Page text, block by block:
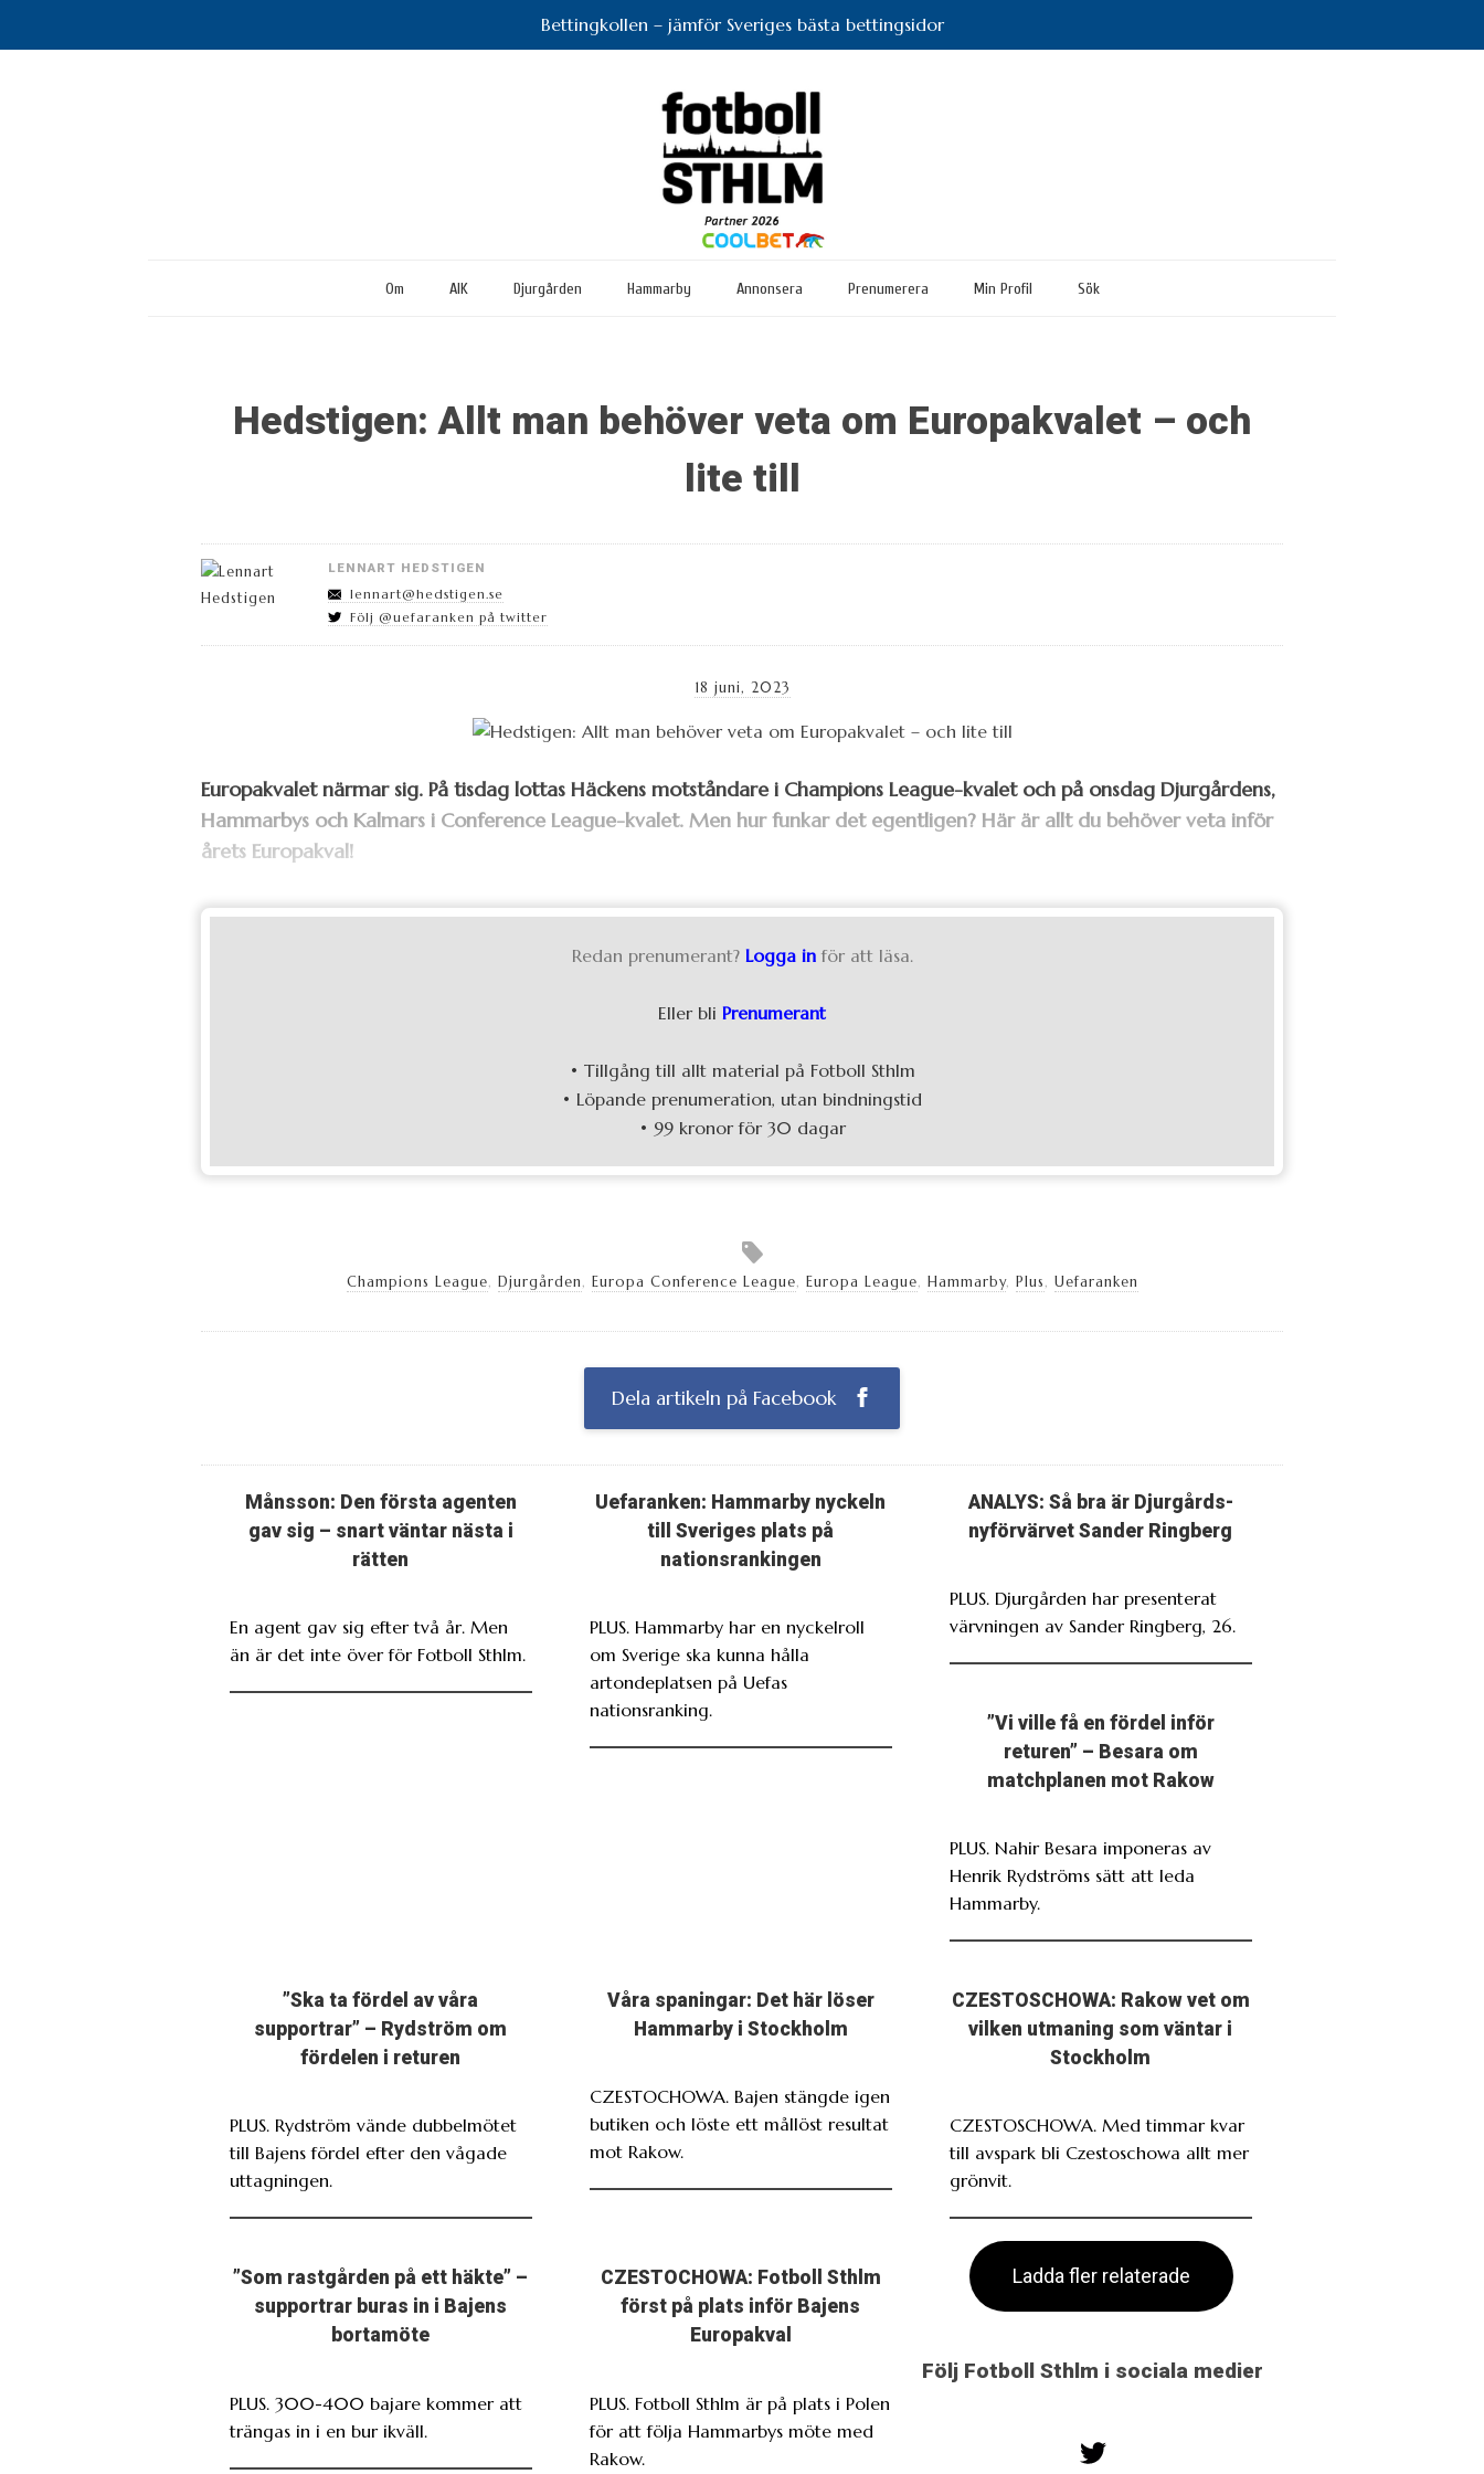
Bettingkollen – jämför Sveriges bästa bettingsidor
Om AIK Djurgården Hammarby Annonsera Prenumerera Min Profil Sök
Hedstigen: Allt man behöver veta om Europakvalet – och
lite till
LENNART HEDSTIGEN
lennart@hedstigen.se
Följ @uefaranken på twitter
18 juni, 2023
Europakvalet närmar sig. På tisdag lottas Häckens motståndare i Champions League-kvalet och på onsdag Djurgårdens,
Hammarbys och Kalmars i Conference League-kvalet. Men hur funkar det egentligen? Här är allt du behöver veta inför
årets Europakval!
Redan prenumerant? Logga in för att läsa.
Eller bli Prenumerant
• Tillgång till allt material på Fotboll Sthlm
• Löpande prenumeration, utan bindningstid
• 99 kronor för 30 dagar
Champions League, Djurgården, Europa Conference League, Europa League, Hammarby, Plus, Uefaranken
Dela artikeln på Facebook
Månsson: Den första agenten
gav sig – snart väntar nästa i
rätten
En agent gav sig efter två år. Men
än är det inte över för Fotboll Sthlm.
Uefaranken: Hammarby nyckeln
till Sveriges plats på
nationsrankingen
PLUS. Hammarby har en nyckelroll
om Sverige ska kunna hålla
artondeplatsen på Uefas
nationsranking.
ANALYS: Så bra är Djurgårds-
nyförvärvet Sander Ringberg
PLUS. Djurgården har presenterat
värvningen av Sander Ringberg, 26.
”Vi ville få en fördel inför
returen” – Besara om
matchplanen mot Rakow
PLUS. Nahir Besara imponeras av
Henrik Rydströms sätt att leda
Hammarby.
”Ska ta fördel av våra
supportrar” – Rydström om
fördelen i returen
PLUS. Rydström vände dubbelmötet
till Bajens fördel efter den vågade
uttagningen.
Våra spaningar: Det här löser
Hammarby i Stockholm
CZESTOCHOWA. Bajen stängde igen
butiken och löste ett mållöst resultat
mot Rakow.
CZESTOSCHOWA: Rakow vet om
vilken utmaning som väntar i
Stockholm
CZESTOSCHOWA. Med timmar kvar
till avspark bli Czestoschowa allt mer
grönvit.
”Som rastgården på ett häkte” –
supportrar buras in i Bajens
bortamöte
PLUS. 300-400 bajare kommer att
trängas in i en bur ikväll.
CZESTOCHOWA: Fotboll Sthlm
först på plats inför Bajens
Europakval
PLUS. Fotboll Sthlm är på plats i Polen
för att följa Hammarbys möte med
Rakow.
Ladda fler relaterade
Följ Fotboll Sthlm i sociala medier